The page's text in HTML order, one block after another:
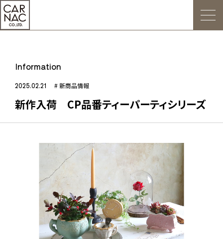
トップ
ごあいさつ
Web発注について
お知らせ
会社概要
デジタルカタログ
販促用POP
Stock status
Information
2025.02.21 # 新商品情報
新作入荷 CP品番ティーパーティシリーズ